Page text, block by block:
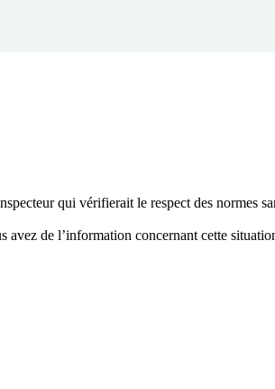
qui vérifierait le respect des normes
de l’information concernant cette